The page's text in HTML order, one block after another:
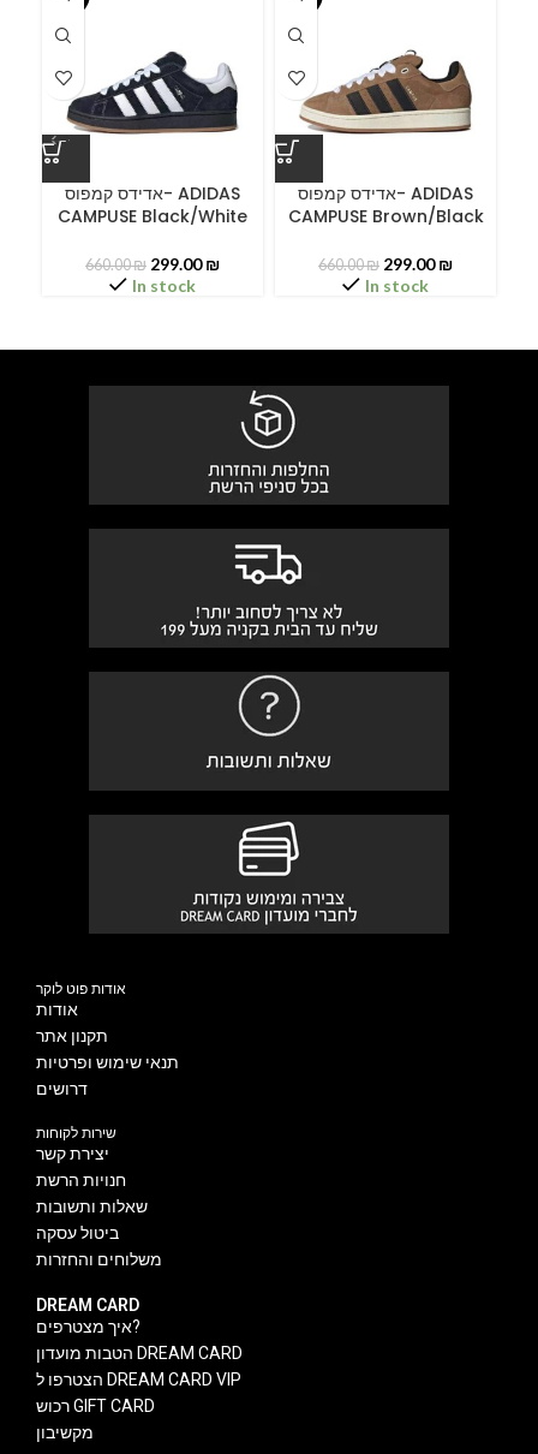
אדידס קמפוס- ADIDAS
CAMPUSE Black/White
660.00₪ 299.00₪
In stock
אדידס קמפוס- ADIDAS
CAMPUSE Brown/Black
660.00₪ 299.00₪
In stock
אודות פוט לוקר
אודות
תקנון אתר
תנאי שימוש ופרטיות
דרושים
שירות לקוחות
יצירת קשר
חנויות הרשת
שאלות ותשובות
ביטול עסקה
משלוחים והחזרות
DREAM CARD
איך מצטרפים?
הטבות מועדון DREAM CARD
הצטרפו ל DREAM CARD VIP
רכוש GIFT CARD
מקשיבון